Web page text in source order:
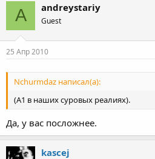
A andreystariy
Guest
25 Апр 2010
Nchurmdaz написал(а):
(А1 в наших суровых реалиях).
Да, у вас посложнее.
kascej